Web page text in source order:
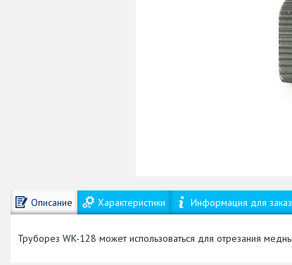
Описание Характеристики Информация для
Труборез WK-128 может использоваться для отрезания